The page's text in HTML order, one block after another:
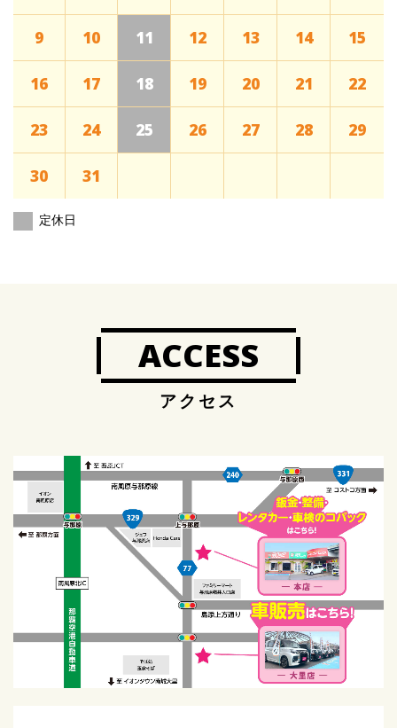
9 10 11 12 13 14 15
16 17 18 19 20 21 22
23 24 25 26 27 28 29
30 31
定休日
ACCESS
アクセス